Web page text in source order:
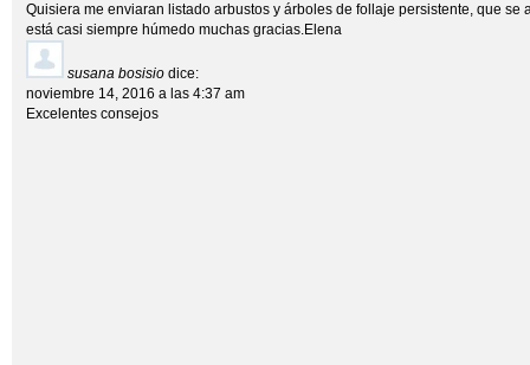
Quisiera me enviaran listado arbustos y árboles de follaje persistente, que se
está casi siempre húmedo muchas gracias.Elena
susana bosisio dice:
noviembre 14, 2016 a las 4:37 am
Excelentes consejos